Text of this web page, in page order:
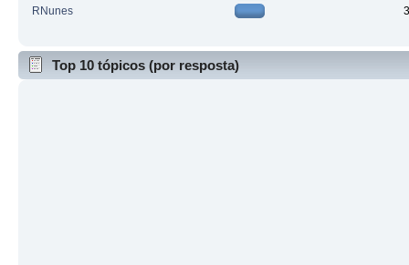
RNunes
Top 10 tópicos (por resposta)